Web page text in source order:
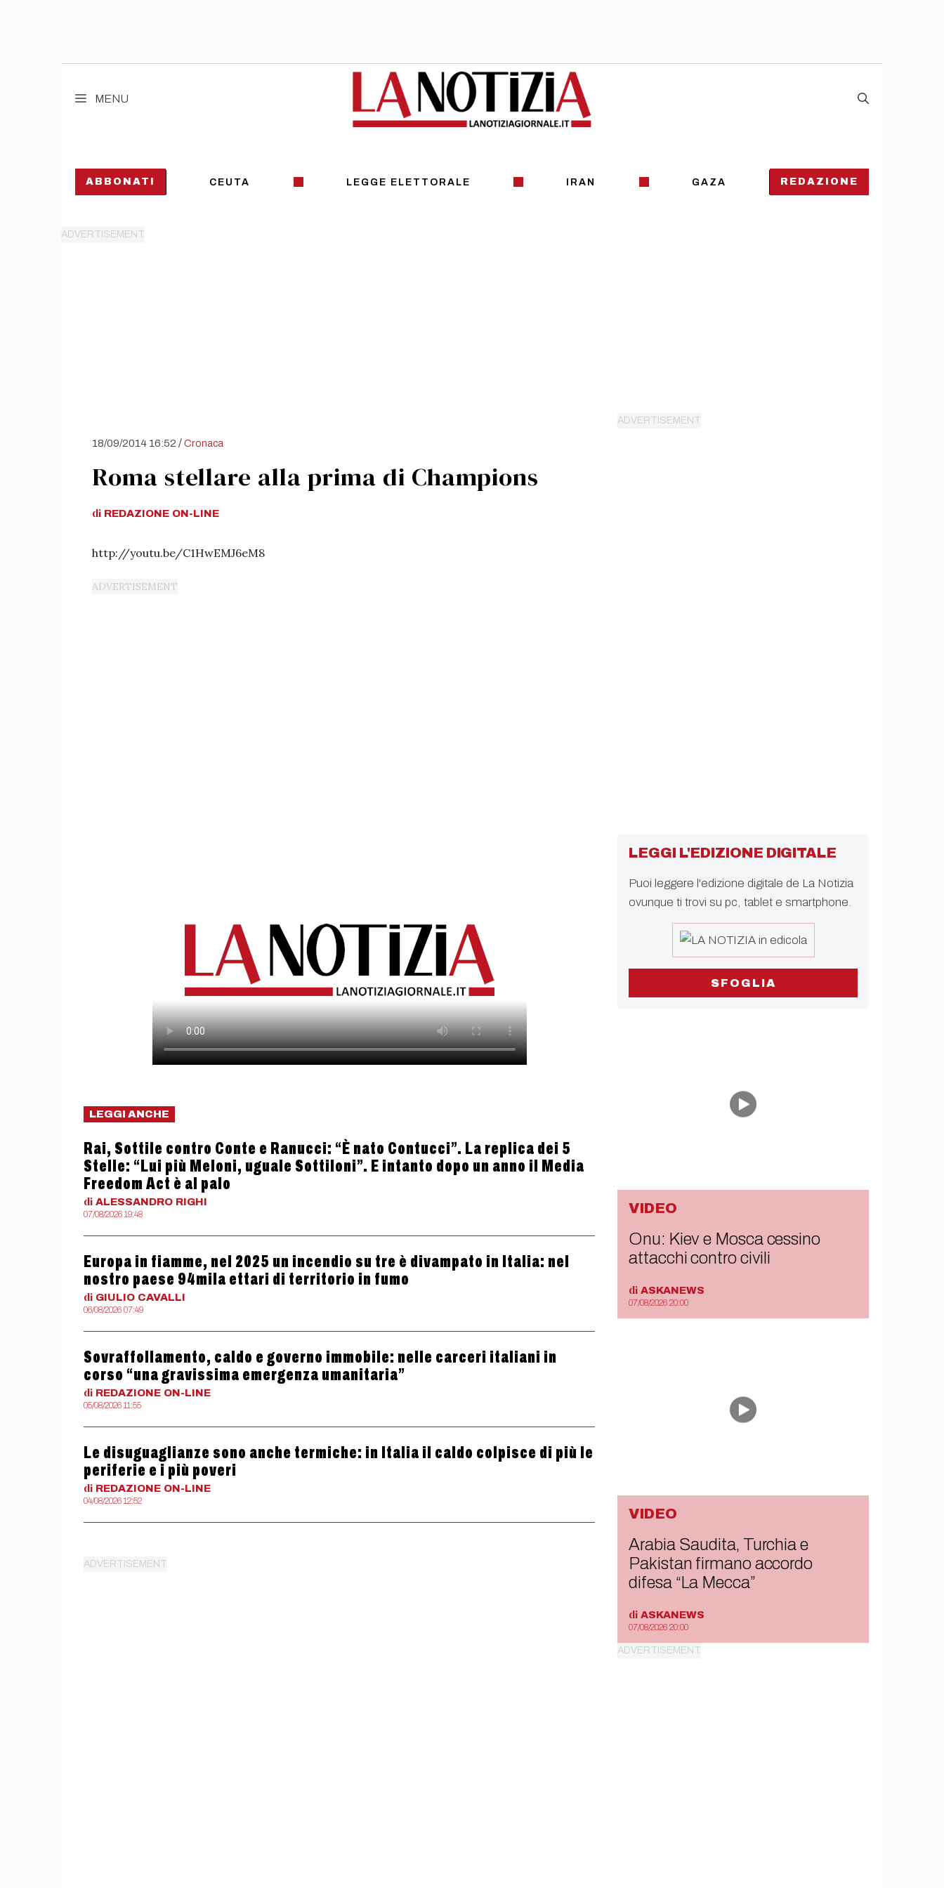
MENU
ABBONATI CEUTA LEGGE ELETTORALE IRAN GAZA REDAZIONE
18/09/2014 16:52 /Cronaca
Roma stellare alla prima di Champions
di REDAZIONE ON-LINE
http://youtu.be/C1HwEMJ6eM8
LEGGI ANCHE
Rai, Sottile contro Conte e Ranucci: “È nato Contucci”. La replica dei 5
Stelle: “Lui più Meloni, uguale Sottiloni”. E intanto dopo un anno il Media
Freedom Act è al palo
di ALESSANDRO RIGHI
07/08/2026 19:48
Europa in fiamme, nel 2025 un incendio su tre è divampato in Italia: nel
nostro paese 94mila ettari di territorio in fumo
di GIULIO CAVALLI
06/08/2026 07:49
Sovraffollamento, caldo e governo immobile: nelle carceri italiani in
corso “una gravissima emergenza umanitaria”
di REDAZIONE ON-LINE
05/08/2026 11:55
Le disuguaglianze sono anche termiche: in Italia il caldo colpisce di più le
periferie e i più poveri
di REDAZIONE ON-LINE
04/08/2026 12:52
LEGGI L'EDIZIONE DIGITALE
Puoi leggere l'edizione digitale de La Notizia
ovunque ti trovi su pc, tablet e smartphone.
SFOGLIA
VIDEO
Onu: Kiev e Mosca cessino
attacchi contro civili
di ASKANEWS
07/08/2026 20:00
VIDEO
Arabia Saudita, Turchia e
Pakistan firmano accordo
difesa “La Mecca”
di ASKANEWS
07/08/2026 20:00